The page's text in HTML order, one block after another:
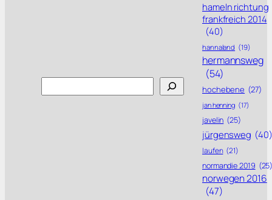
hameln richtung
frankfreich 2014
(40)
hannaland (19)
hermannsweg
(54)
hochebene (27)
jan henning (17)
javelin (25)
jürgensweg (40)
laufen (21)
normandie 2019
norwegen 2016
(47)